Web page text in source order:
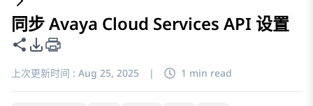
同步 Avaya Cloud Services API 设置
共享此页面
PDF 导出选项
上次更新时间 : Aug 25, 2025 | 1 min read